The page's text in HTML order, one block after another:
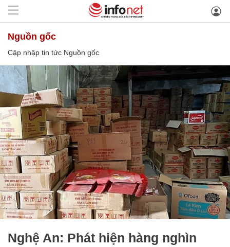
Nguồn gốc
Cập nhập tin tức Nguồn gốc
Nghệ An: Phát hiện hàng nghìn